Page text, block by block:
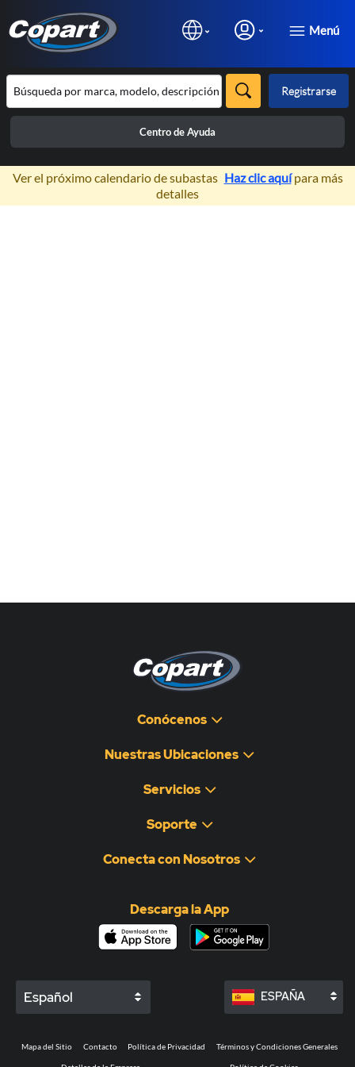
Menú
Registrarse
Centro de Ayuda
×
Ver el próximo calendario de subastas Haz clic aquípara más
detalles
Conócenos
Nuestras Ubicaciones
Servicios
Soporte
Conecta con Nosotros
Descarga la App
Español ESPAÑA
Mapa del Sitio Contacto Política de Privacidad Términos y Condiciones Generales